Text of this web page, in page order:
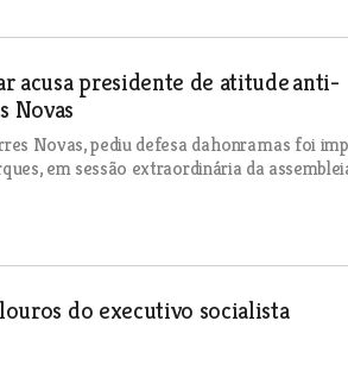
acusa presidente de atitude anti-
Novas
Novas, pediu defesa da honra mas foi
em sessão extraordinária da
do executivo socialista